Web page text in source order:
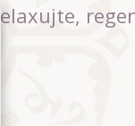
Relaxujte,